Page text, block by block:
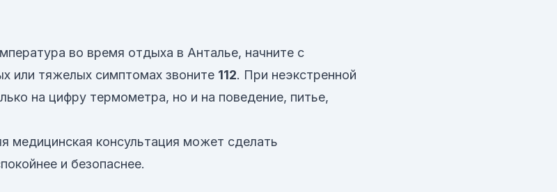
во время отдыха в Анталье, начните с
или тяжелых симптомах звоните 112. При неэкстренной
на цифру термометра, но и на поведение, питье,
медицинская консультация может сделать
и безопаснее.